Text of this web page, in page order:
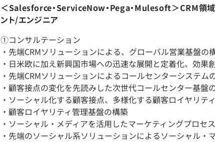
＜Salesforce・ServiceNow・Pega・Mulesoft＞CRM領
ント/エンジニア
①コンサルテーション
・先端CRMソリューションによる、グローバル営業基盤の
・日米欧に加え新興国市場への迅速な展開と定着化、効果
・先端CRMソリューションによるコールセンターシステム
・顧客接点の変化を先読みした次世代コールセンター基盤
・ソーシャル化する顧客接点、多様化する顧客ロイヤリテ
・顧客ロイヤリティ管理基盤の構築
・ソーシャル・メディアを活用したマーケティングプロセ
・先端のソーシャル系ソリューションによるソーシャル・